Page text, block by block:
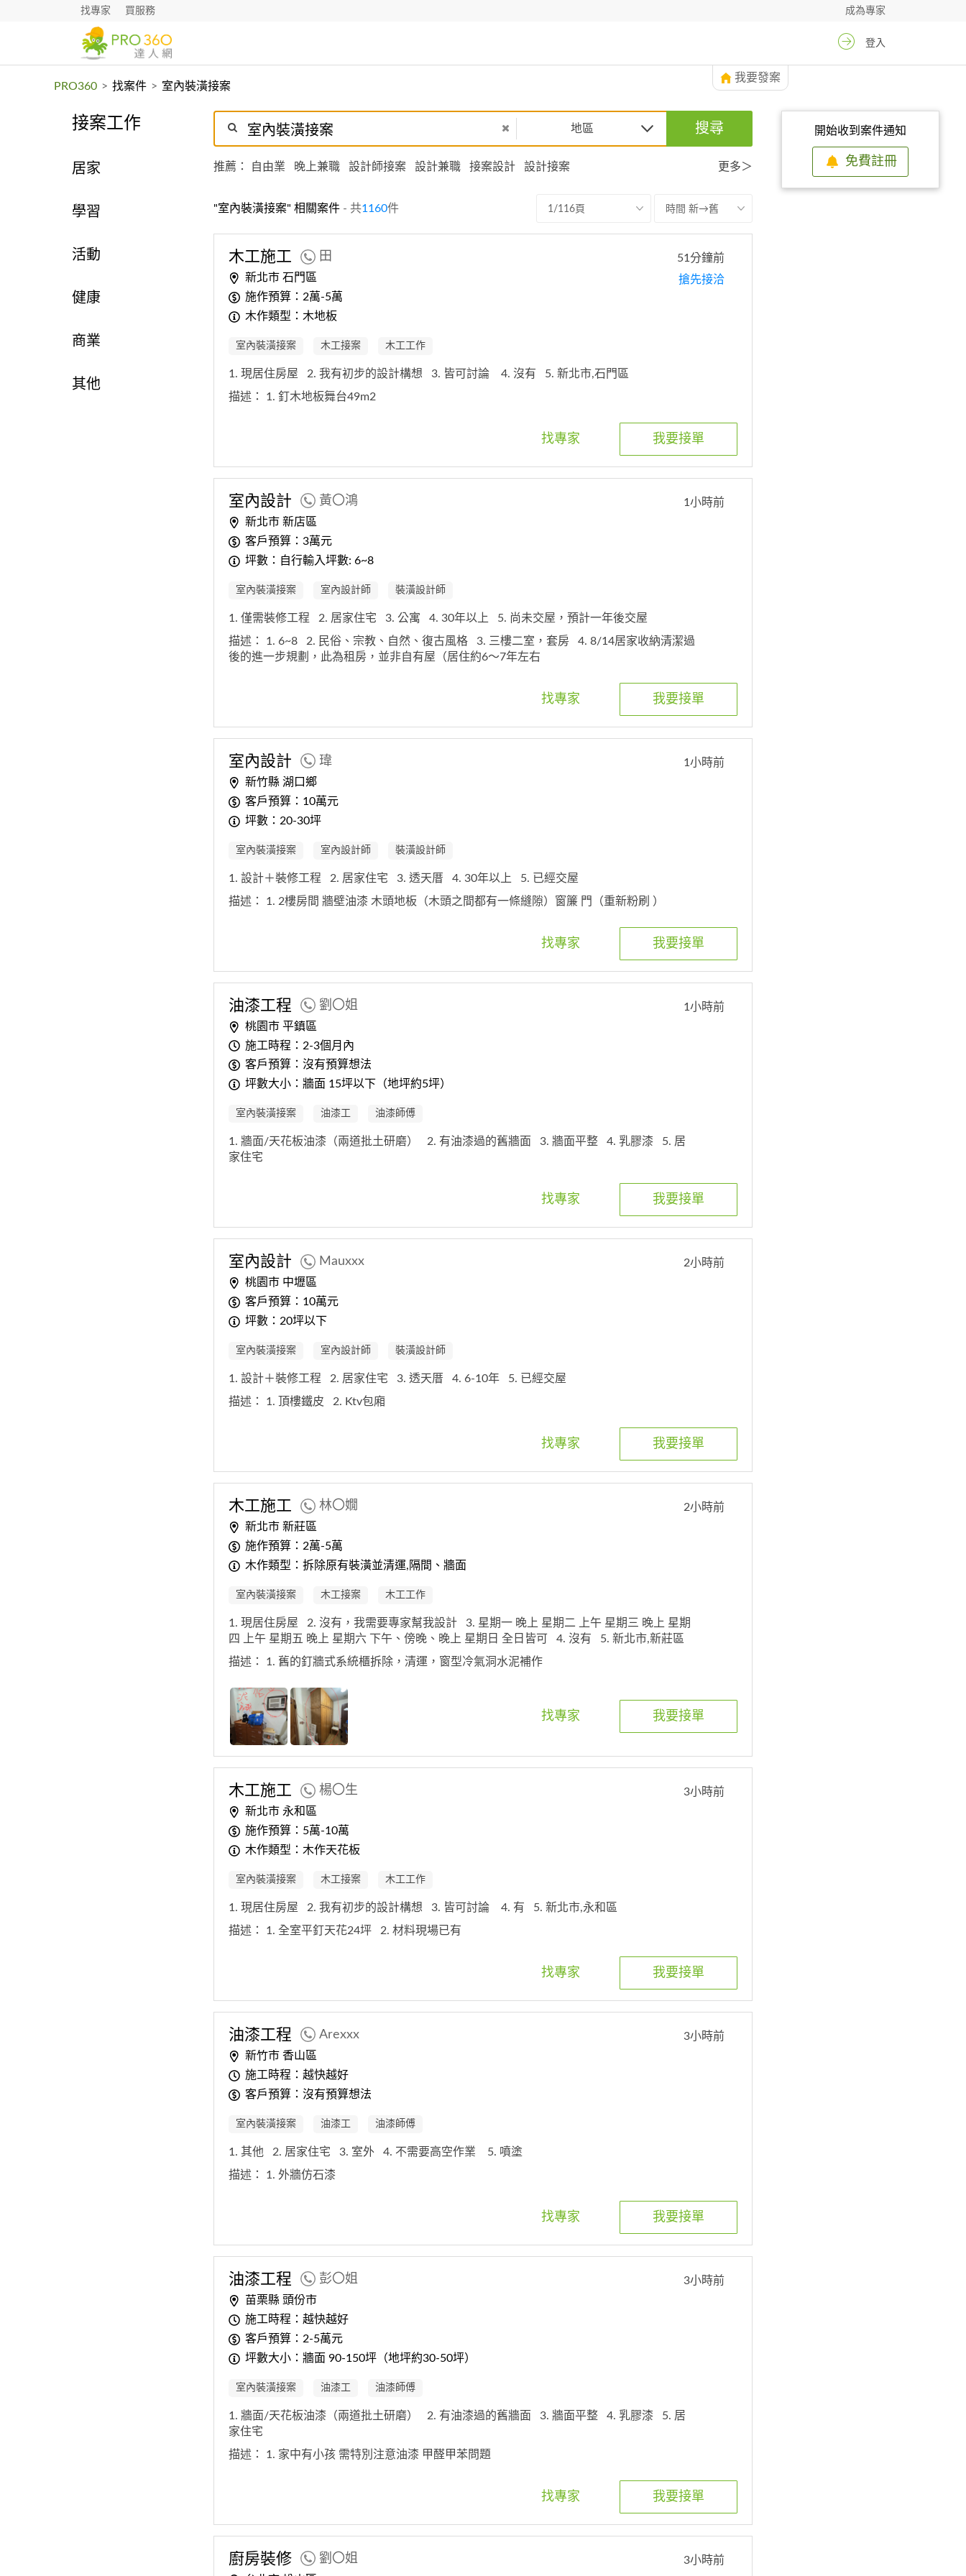
找專家 買服務 成為專家
登入
PRO360 > 找案件 > 室內裝潢接案
我要發案
接案工作
居家
學習
活動
健康
商業
其他
開始收到案件通知
免費註冊
地區 搜尋
推薦： 自由業 晚上兼職 設計師接案 設計兼職 接案設計 設計接案 更多＞
"室內裝潢接案" 相關案件- 共1160件 1/116頁 時間 新→舊
木工施工 田
新北市 石門區
施作預算：2萬-5萬
木作類型：木地板
51分鐘前
搶先接洽
室內裝潢接案 木工接案 木工工作
1. 現居住房屋 2. 我有初步的設計構想 3. 皆可討論 4. 沒有
5. 新北市,石門區
描述： 1. 釘木地板舞台49m2
我要接單
找專家
室內設計 黃〇鴻
新北市 新店區
客戶預算：3萬元
坪數：自行輸入坪數: 6~8
1小時前
室內裝潢接案 室內設計師 裝潢設計師
1. 僅需裝修工程 2. 居家住宅 3. 公寓 4. 30年以上
5. 尚未交屋，預計一年後交屋
描述： 1. 6~8 2. 民俗、宗教、自然、復古風格 3. 三樓二室，套房
4. 8/14居家收納清潔過
後的進一步規劃，此為租房，並非自有屋（居住約6～7年左右
我要接單
找專家
室內設計 瑋
新竹縣 湖口鄉
客戶預算：10萬元
坪數：20-30坪
1小時前
室內裝潢接案 室內設計師 裝潢設計師
1. 設計＋裝修工程 2. 居家住宅 3. 透天厝 4. 30年以上
5. 已經交屋
描述： 1. 2樓房間 牆壁油漆 木頭地板（木頭之間都有一條縫隙）窗簾 門（重新粉刷 ）
我要接單
找專家
油漆工程 劉〇姐
桃園市 平鎮區
施工時程：2-3個月內
客戶預算：沒有預算想法
坪數大小：牆面 15坪以下（地坪約5坪）
1小時前
室內裝潢接案 油漆工 油漆師傅
1. 牆面/天花板油漆（兩道批土研磨） 2. 有油漆過的舊牆面 3. 牆面平整 4. 乳膠漆
5. 居
家住宅
我要接單
找專家
室內設計 Mauxxx
桃園市 中壢區
客戶預算：10萬元
坪數：20坪以下
2小時前
室內裝潢接案 室內設計師 裝潢設計師
1. 設計＋裝修工程 2. 居家住宅 3. 透天厝 4. 6-10年
5. 已經交屋
描述： 1. 頂樓鐵皮 2. Ktv包廂
我要接單
找專家
木工施工 林〇嫺
新北市 新莊區
施作預算：2萬-5萬
木作類型：拆除原有裝潢並清運,隔間、牆面
2小時前
室內裝潢接案 木工接案 木工工作
1. 現居住房屋 2. 沒有，我需要專家幫我設計
3. 星期一 晚上 星期二 上午 星期三 晚上 星期
四 上午 星期五 晚上 星期六 下午、傍晚、晚上 星期日 全日皆可
4. 沒有
5. 新北市,新莊區
描述： 1. 舊的釘牆式系統櫃拆除，清運，窗型冷氣洞水泥補作
我要接單
找專家
木工施工 楊〇生
新北市 永和區
施作預算：5萬-10萬
木作類型：木作天花板
3小時前
室內裝潢接案 木工接案 木工工作
1. 現居住房屋 2. 我有初步的設計構想 3. 皆可討論 4. 有
5. 新北市,永和區
描述： 1. 全室平釘天花24坪 2. 材料現場已有
我要接單
找專家
油漆工程 Arexxx
新竹市 香山區
施工時程：越快越好
客戶預算：沒有預算想法
3小時前
室內裝潢接案 油漆工 油漆師傅
1. 其他 2. 居家住宅 3. 室外 4. 不需要高空作業
5. 噴塗
描述： 1. 外牆仿石漆
我要接單
找專家
油漆工程 彭〇姐
苗栗縣 頭份市
施工時程：越快越好
客戶預算：2-5萬元
坪數大小：牆面 90-150坪（地坪約30-50坪）
3小時前
室內裝潢接案 油漆工 油漆師傅
1. 牆面/天花板油漆（兩道批土研磨） 2. 有油漆過的舊牆面 3. 牆面平整 4. 乳膠漆
5. 居
家住宅
描述： 1. 家中有小孩 需特別注意油漆 甲醛甲苯問題
我要接單
找專家
廚房裝修 劉〇姐 3小時前